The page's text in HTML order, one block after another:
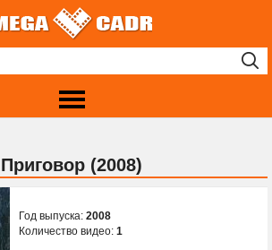
Приговор (2008)
Год выпуска: 2008
Количество видео: 1